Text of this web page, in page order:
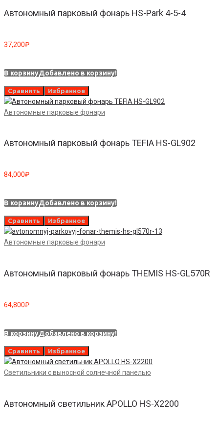
Автономный парковый фонарь HS-Park 4-5-4
37,200₽
В корзинуДобавлено в корзину!
Сравнить Избранное
Автономные парковые фонари
Автономный парковый фонарь TEFIA HS-GL902
84,000₽
В корзинуДобавлено в корзину!
Сравнить Избранное
Автономные парковые фонари
Автономный парковый фонарь THEMIS HS-GL570R
64,800₽
В корзинуДобавлено в корзину!
Сравнить Избранное
Светильники с выносной солнечной панелью
Автономный светильник APOLLO HS-X2200